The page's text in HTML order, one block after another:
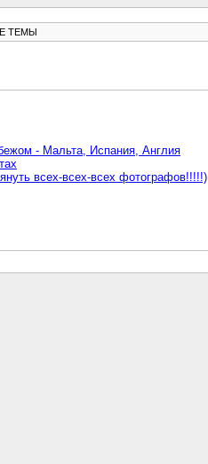
ТЕМЫ
- Мальта, Испания, Англия
всех-всех-всех фотографов!!!!!)